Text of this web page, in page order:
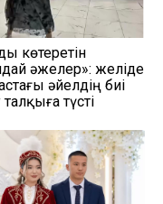
көтеретін
әжелер»: желіде
әйелдің биі
түсті